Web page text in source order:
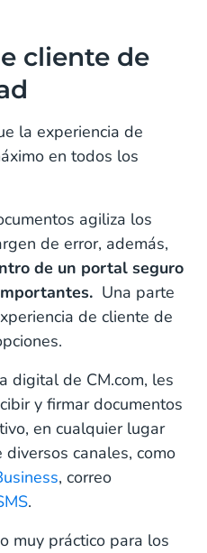
cliente de
la experiencia de
en todos los
agiliza los
de error, además,
de un portal seguro
Una parte
de cliente de
digital de CM.com, les
y firmar documentos
en cualquier lugar
canales, como
, correo
.
muy práctico para los